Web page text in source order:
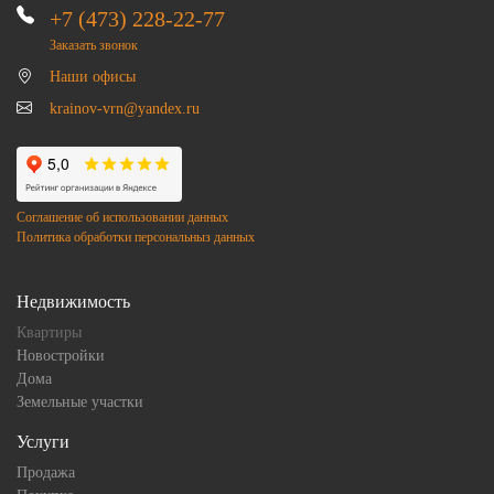
+7 (473) 228-22-77
Заказать звонок
Наши офисы
krainov-vrn@yandex.ru
Соглашение об использовании данных
Политика обработки персональныз данных
Недвижимость
Квартиры
Новостройки
Дома
Земельные участки
Услуги
Продажа